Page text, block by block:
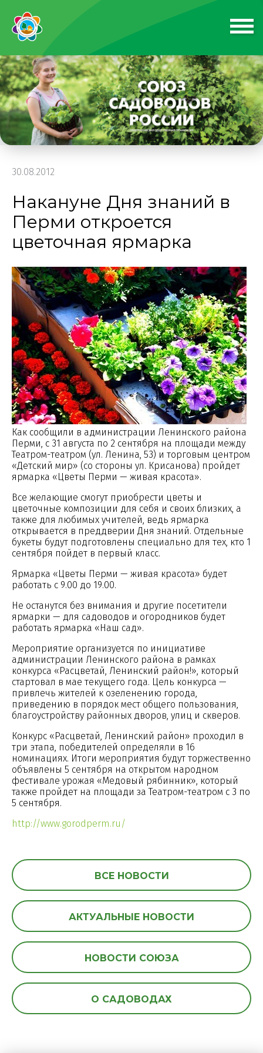
30.08.2012
Накануне Дня знаний в
Перми откроется
цветочная ярмарка
Как сообщили в администрации Ленинского района
Перми, с 31 августа по 2 сентября на площади между
Театром-театром (ул. Ленина, 53) и торговым центром
«Детский мир» (со стороны ул. Крисанова) пройдет
ярмарка «Цветы Перми — живая красота».
Все желающие смогут приобрести цветы и
цветочные композиции для себя и своих близких, а
также для любимых учителей, ведь ярмарка
открывается в преддверии Дня знаний. Отдельные
букеты будут подготовлены специально для тех, кто 1
сентября пойдет в первый класс.
Ярмарка «Цветы Перми — живая красота» будет
работать с 9.00 до 19.00.
Не останутся без внимания и другие посетители
ярмарки — для садоводов и огородников будет
работать ярмарка «Наш сад».
Мероприятие организуется по инициативе
администрации Ленинского района в рамках
конкурса «Расцветай, Ленинский район!», который
стартовал в мае текущего года. Цель конкурса —
привлечь жителей к озеленению города,
приведению в порядок мест общего пользования,
благоустройству районных дворов, улиц и скверов.
Конкурс «Расцветай, Ленинский район» проходил в
три этапа, победителей определяли в 16
номинациях. Итоги мероприятия будут торжественно
объявлены 5 сентября на открытом народном
фестивале урожая «Медовый рябинник», который
также пройдет на площади за Театром-театром с 3 по
5 сентября.
http://www.gorodperm.ru/
ВСЕ НОВОСТИ
АКТУАЛЬНЫЕ НОВОСТИ
НОВОСТИ СОЮЗА
О САДОВОДАХ